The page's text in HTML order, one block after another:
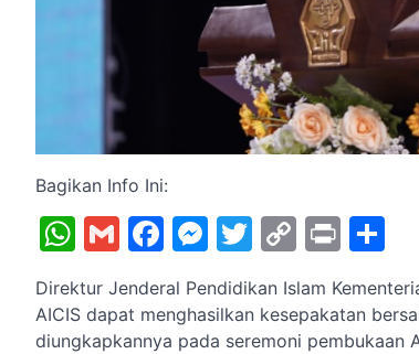
Bagikan Info Ini:
WhatsApp
GmailFacebook
Messenger
Twitter
Copy
Print
Direktur Jenderal Pendidikan Islam
AICIS dapat menghasilkan kesepakatan
diungkapkannya pada seremoni pembukaan